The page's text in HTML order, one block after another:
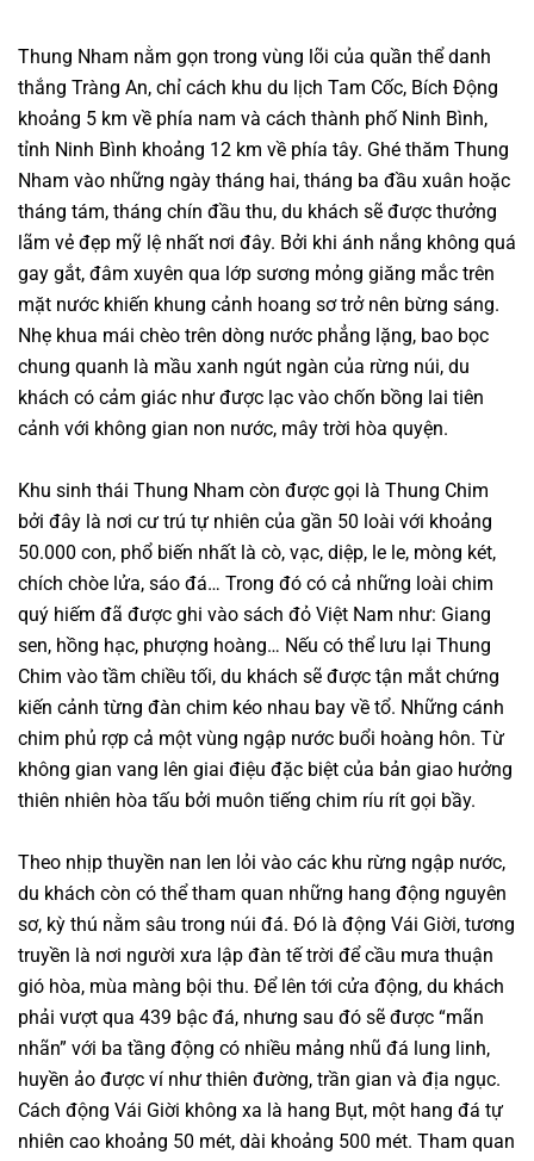
Thung Nham nằm gọn trong vùng lõi của quần thể danh
thắng Tràng An, chỉ cách khu du lịch Tam Cốc, Bích Động
khoảng 5 km về phía nam và cách thành phố Ninh Bình,
tỉnh Ninh Bình khoảng 12 km về phía tây. Ghé thăm Thung
Nham vào những ngày tháng hai, tháng ba đầu xuân hoặc
tháng tám, tháng chín đầu thu, du khách sẽ được thưởng
lãm vẻ đẹp mỹ lệ nhất nơi đây. Bởi khi ánh nắng không quá
gay gắt, đâm xuyên qua lớp sương mỏng giăng mắc trên
mặt nước khiến khung cảnh hoang sơ trở nên bừng sáng.
Nhẹ khua mái chèo trên dòng nước phẳng lặng, bao bọc
chung quanh là mầu xanh ngút ngàn của rừng núi, du
khách có cảm giác như được lạc vào chốn bồng lai tiên
cảnh với không gian non nước, mây trời hòa quyện.
Khu sinh thái Thung Nham còn được gọi là Thung Chim
bởi đây là nơi cư trú tự nhiên của gần 50 loài với khoảng
50.000 con, phổ biến nhất là cò, vạc, diệp, le le, mòng két,
chích chòe lửa, sáo đá… Trong đó có cả những loài chim
quý hiếm đã được ghi vào sách đỏ Việt Nam như: Giang
sen, hồng hạc, phượng hoàng… Nếu có thể lưu lại Thung
Chim vào tầm chiều tối, du khách sẽ được tận mắt chứng
kiến cảnh từng đàn chim kéo nhau bay về tổ. Những cánh
chim phủ rợp cả một vùng ngập nước buổi hoàng hôn. Từ
không gian vang lên giai điệu đặc biệt của bản giao hưởng
thiên nhiên hòa tấu bởi muôn tiếng chim ríu rít gọi bầy.
Theo nhịp thuyền nan len lỏi vào các khu rừng ngập nước,
du khách còn có thể tham quan những hang động nguyên
sơ, kỳ thú nằm sâu trong núi đá. Đó là động Vái Giời, tương
truyền là nơi người xưa lập đàn tế trời để cầu mưa thuận
gió hòa, mùa màng bội thu. Để lên tới cửa động, du khách
phải vượt qua 439 bậc đá, nhưng sau đó sẽ được “mãn
nhãn” với ba tầng động có nhiều mảng nhũ đá lung linh,
huyền ảo được ví như thiên đường, trần gian và địa ngục.
Cách động Vái Giời không xa là hang Bụt, một hang đá tự
nhiên cao khoảng 50 mét, dài khoảng 500 mét. Tham quan